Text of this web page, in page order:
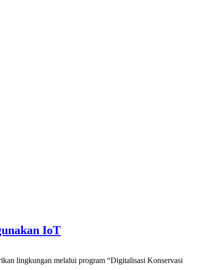
IoT
lingkungan melalui program “Digitalisasi Konservasi